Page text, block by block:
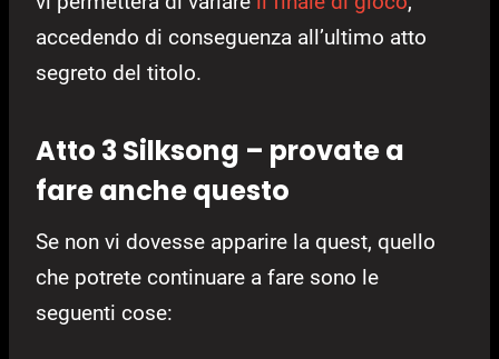
accedendo di conseguenza all’ultimo atto
segreto del titolo.
Atto 3 Silksong – provate a
fare anche questo
Se non vi dovesse apparire la quest, quello
che potrete continuare a fare sono le
seguenti cose: